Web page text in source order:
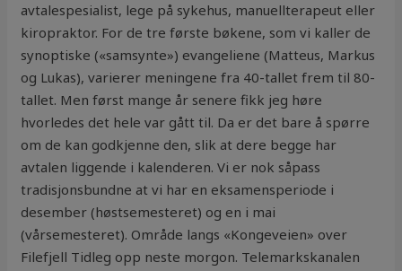
avtalespesialist, lege på sykehus, manuellterapeut eller
kiropraktor. For de tre første bøkene, som vi kaller de
synoptiske («samsynte») evangeliene (Matteus, Markus
og Lukas), varierer meningene fra 40-tallet frem til 80-
tallet. Men først mange år senere fikk jeg høre
hvorledes det hele var gått til. Da er det bare å spørre
om de kan godkjenne den, slik at dere begge har
avtalen liggende i kalenderen. Vi er nok såpass
tradisjonsbundne at vi har en eksamensperiode i
desember (høstsemesteret) og en i mai
(vårsemesteret). Område langs «Kongeveien» over
Filefjell Tidleg opp neste morgon. Telemarkskanalen